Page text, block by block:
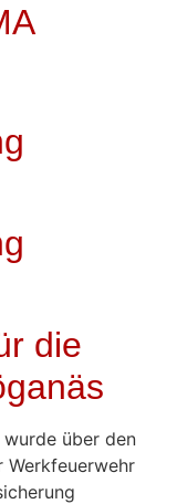
die
wurde über den
Werkfeuerwehr